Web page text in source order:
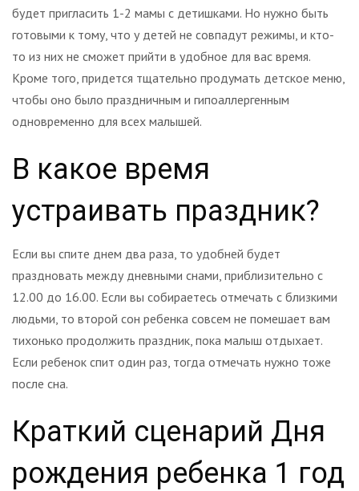
будет пригласить 1-2 мамы с детишками. Но нужно быть
готовыми к тому, что у детей не совпадут режимы, и кто-
то из них не сможет прийти в удобное для вас время.
Кроме того, придется тщательно продумать детское меню,
чтобы оно было праздничным и гипоаллергенным
одновременно для всех малышей.
В какое время
устраивать праздник?
Если вы спите днем два раза, то удобней будет
праздновать между дневными снами, приблизительно с
12.00 до 16.00. Если вы собираетесь отмечать с близкими
людьми, то второй сон ребенка совсем не помешает вам
тихонько продолжить праздник, пока малыш отдыхает.
Если ребенок спит один раз, тогда отмечать нужно тоже
после сна.
Краткий сценарий Дня
рождения ребенка 1 год